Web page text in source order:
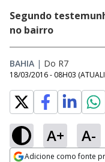
Segundo
no bairro
BAHIA | Do R7
18/03/2016 - 08H03
A+ A-
Adicione como fonte